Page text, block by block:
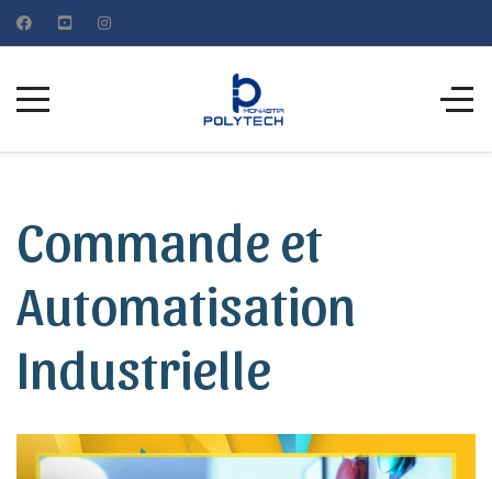
Commande et
Automatisation
Industrielle